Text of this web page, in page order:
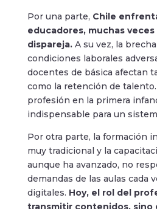
Por una parte, Chile
educadores, muchas
dispareja. A su vez, la
condiciones laborales
docentes de básica afectan
como la retención de
profesión en la primera
indispensable para un
Por otra parte, la formación
muy tradicional y la
aunque ha avanzado, no
demandas de las aulas cada
digitales. Hoy, el rol del
transmitir contenidos, sino